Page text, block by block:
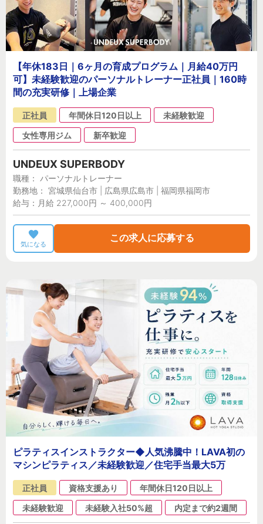
【年休183日｜6ヶ月の育成プログラム｜月給40万円
可】未経験歓迎のパーソナルトレーナー正社員｜160時
間の充実研修｜上場企業
正社員 年間休日120日以上
未経験歓迎
女性専用ジム
新卒歓迎
UNDEUX SUPERBODY
職種： パーソナルトレーナー
勤務地： 宮城県仙台市 | 広島県広島市 | 福岡県福岡市
給与：月給 227,000円 ～ 400,000円
気になる
この求人に応募する
ピラティスインストラクター◆人気沸騰中！LAVA初の
マシンピラティス／未経験歓迎／住宅手当最大5万
正社員 資格支援あり
年間休日120日以上
未経験歓迎
未経験入社50%超 内定まで約2週間